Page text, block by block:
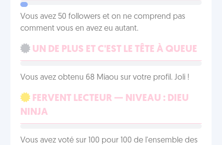
Vous avez 50 followers et on ne comprend pas
comment vous en avez eu autant.
UN DE PLUS ET C'EST LE TÊTE À QUEUE
Vous avez obtenu 68 Miaou sur votre profil. Joli !
FERVENT LECTEUR — NIVEAU : DIEU
NINJA
Vous avez voté sur 100 pour 100 de l'ensemble des